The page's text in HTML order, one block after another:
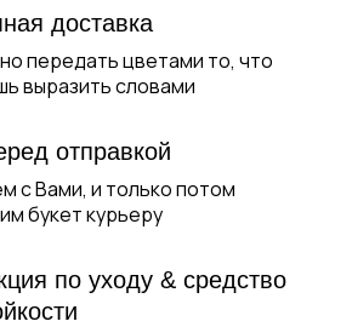
доставка
передать цветами то, что
выразить словами
отправкой
с Вами, и только потом
букет курьеру
по уходу & средство